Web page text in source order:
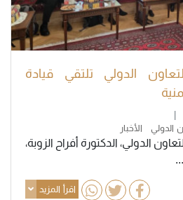
الدولي تلتقي قيادة
الدولي
الأخبار
الدولي، الدكتورة أفراح الزوبة،
اقرأ المزيد